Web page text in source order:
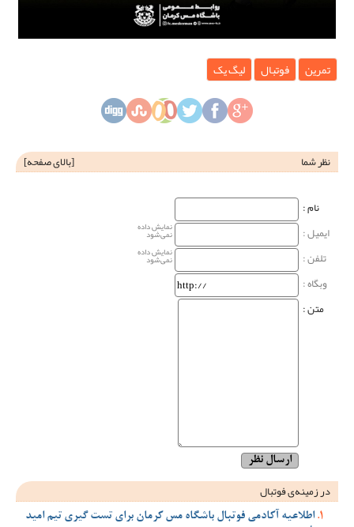
تمرین فوتبال لیگ یک
نظر شما [بالای صفحه]
نام‌ :
ایمیل :
نمایش داده
نمی‌شود
تلفن : نمایش داده
نمی‌شود
وبگاه‌ :
متن :
در زمینه‌ی فوتبال
اطلاعیه آکادمی فوتبال باشگاه مس کرمان برای تست گیری تیم امید